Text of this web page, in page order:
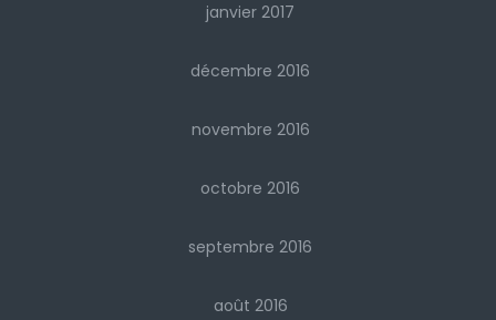
janvier 2017
décembre 2016
novembre 2016
octobre 2016
septembre 2016
août 2016